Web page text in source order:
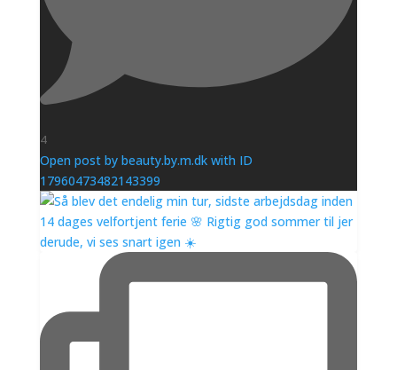
4
Open post by beauty.by.m.dk with ID
17960473482143399